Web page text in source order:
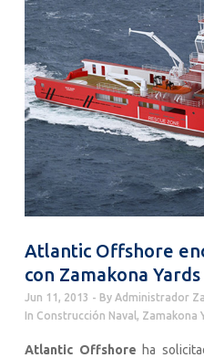
Atlantic Offshore
con Zamakona Yards
Jun 11, 2013 By Administrador
In Construcción Naval, Zamakona
Atlantic Offshore ha